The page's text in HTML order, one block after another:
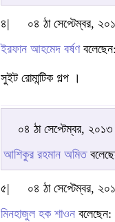
৪|
০৪ ঠা সেপ্টেম্বর,
ইরফান আহমেদ বর্ষণ
সুইট রোমান্টিক গল্প ।
০৪ ঠা সেপ্টেম্বর,
আশিকুর রহমান অমিত
৫|
০৪ ঠা সেপ্টেম্বর,
মিনহাজুল হক শাওন